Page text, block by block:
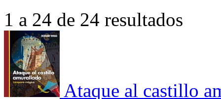
1 a 24 de 24 resultados
Ataque al castillo